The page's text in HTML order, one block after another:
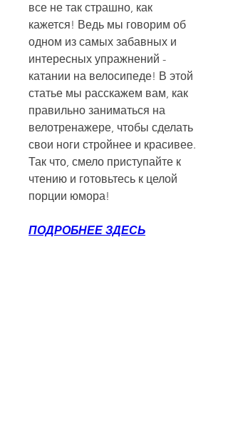
все не так страшно, как
кажется! Ведь мы говорим об
одном из самых забавных и
интересных упражнений -
катании на велосипеде! В этой
статье мы расскажем вам, как
правильно заниматься на
велотренажере, чтобы сделать
свои ноги стройнее и красивее.
Так что, смело приступайте к
чтению и готовьтесь к целой
порции юмора!
ПОДРОБНЕЕ ЗДЕСЬ